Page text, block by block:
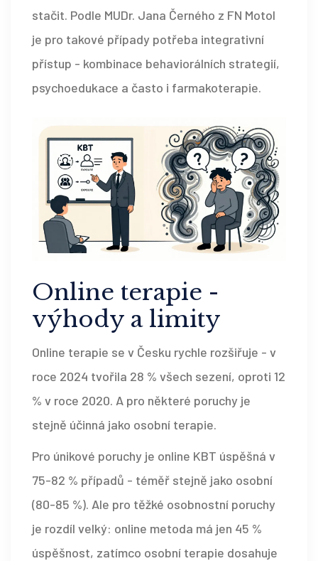
stačit. Podle MUDr. Jana Černého z FN Motol
je pro takové případy potřeba integrativní
přístup - kombinace behaviorálních strategií,
psychoedukace a často i farmakoterapie.
Online terapie -
výhody a limity
Online terapie se v Česku rychle rozšiřuje - v
roce 2024 tvořila 28 % všech sezení, oproti 12
% v roce 2020. A pro některé poruchy je
stejně účinná jako osobní terapie.
Pro únikové poruchy je online KBT úspěšná v
75-82 % případů - téměř stejně jako osobní
(80-85 %). Ale pro těžké osobnostní poruchy
je rozdíl velký: online metoda má jen 45 %
úspěšnost, zatímco osobní terapie dosahuje